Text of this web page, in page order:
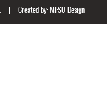
| Created by:MI:SU Design